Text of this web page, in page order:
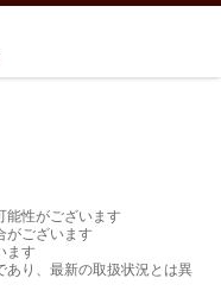
能性がございます
がございます
ます
あり、最新の取扱状況とは異